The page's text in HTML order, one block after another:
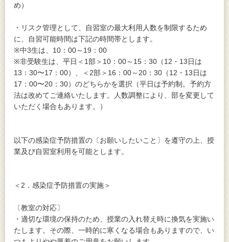
め）
・リスク管理として、自習室の最大利用人数を制限するため
に、自習可能時間は下記の時間帯とします。
※中3生は、10：00～19：00
※非受験生は、平日＜1部＞10：00～15：30（12・13日は
13：30〜17：00）、＜2部＞16：00～20：30（12・13日は
17：00〜20：30）のどちらかを選択（平日は予約制。予約方
法は改めてご連絡いたします。人数調整により、部を変更して
いただく場合もあります。）
以下の感染症予防措置の〔お願いしたいこと〕を遵守の上、授
業及び自習室利用を可能とします。
＜2．感染症予防措置の実施＞
〔教室の対応〕
・適切な環境の保持のため、授業の入れ替え時に換気を実施い
たします。その際、一時的に寒くなる場合もありますので、い